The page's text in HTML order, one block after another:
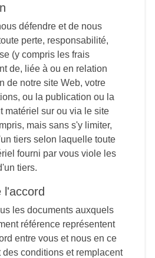
défendre et de nous
perte, responsabilité,
(y compris les frais
de, liée à ou en relation
de notre site Web, votre
ou la publication ou la
matériel sur ou via le site
mais sans s'y limiter,
tiers selon laquelle toute
fourni par vous viole les
tiers.
l'accord
les documents auxquels
référence représentent
entre vous et nous en ce
conditions et remplacent